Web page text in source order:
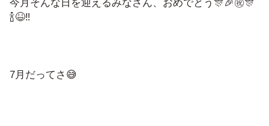
今月そんな日を迎えるみなさん、おめでとう🎊🎉㊗️🎊
🍾😆‼️
7月だってさ😅